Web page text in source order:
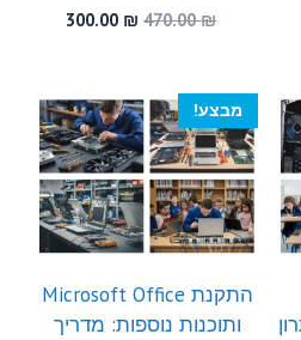
300.00 ₪.
470.00₪
המחיר
300.00 ₪
המחיר
מבצע!
התקנת Microsoft Office
ותוכנות נוספות: מדריך